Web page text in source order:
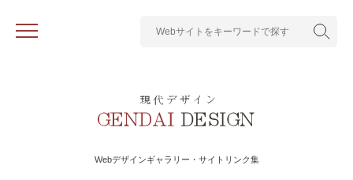
Webデザインギャラリー・サイトリンク集